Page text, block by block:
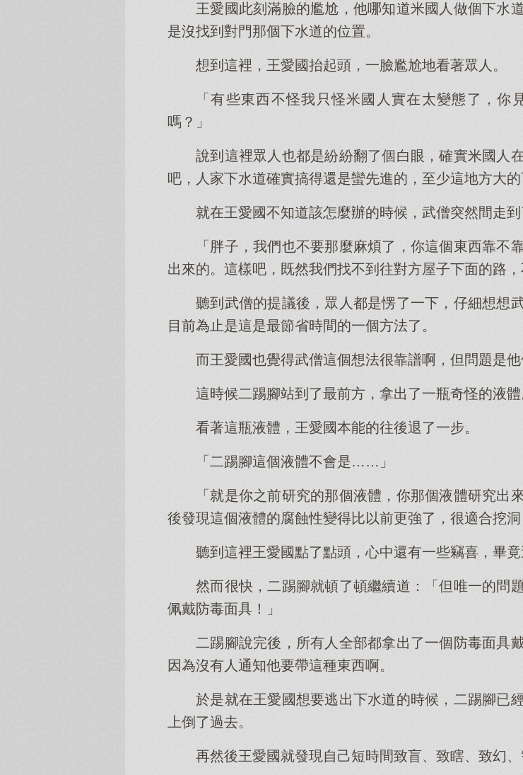
王愛國此刻滿臉的尷尬，他哪知道米國人做個下水
是沒找到對門那個下水道的位置。
想到這裡，王愛國抬起頭，一臉尷尬地看著眾人。
「有些東西不怪我只怪米國人實在太變態了，
嗎？」
說到這裡眾人也都是紛紛翻了個白眼，確實米國人
吧，人家下水道確實搞得還是蠻先進的，至少這地方大的
就在王愛國不知道該怎麼辦的時候，武僧突然間走到
「胖子，我們也不要那麼麻煩了，你這個東西靠
出來的。這樣吧，既然我們找不到往對方屋子下面的路
聽到武僧的提議後，眾人都是愣了一下，仔細想想
目前為止是這是最節省時間的一個方法了。
而王愛國也覺得武僧這個想法很靠譜啊，但問題是
這時候二踢腳站到了最前方，拿出了一瓶奇怪的液體
看著這瓶液體，王愛國本能的往後退了一步。
「二踢腳這個液體不會是……」
「就是你之前研究的那個液體，你那個液體研究出
後發現這個液體的腐蝕性變得比以前更強了，很適合挖洞
聽到這裡王愛國點了點頭，心中還有一些竊喜，畢竟
然而很快，二踢腳就頓了頓繼續道：「但唯一的問
佩戴防毒面具！」
二踢腳說完後，所有人全部都拿出了一個防毒面具
因為沒有人通知他要帶這種東西啊。
於是就在王愛國想要逃出下水道的時候，二踢腳已
上倒了過去。
再然後王愛國就發現自己短時間致盲、致瞎、致幻、